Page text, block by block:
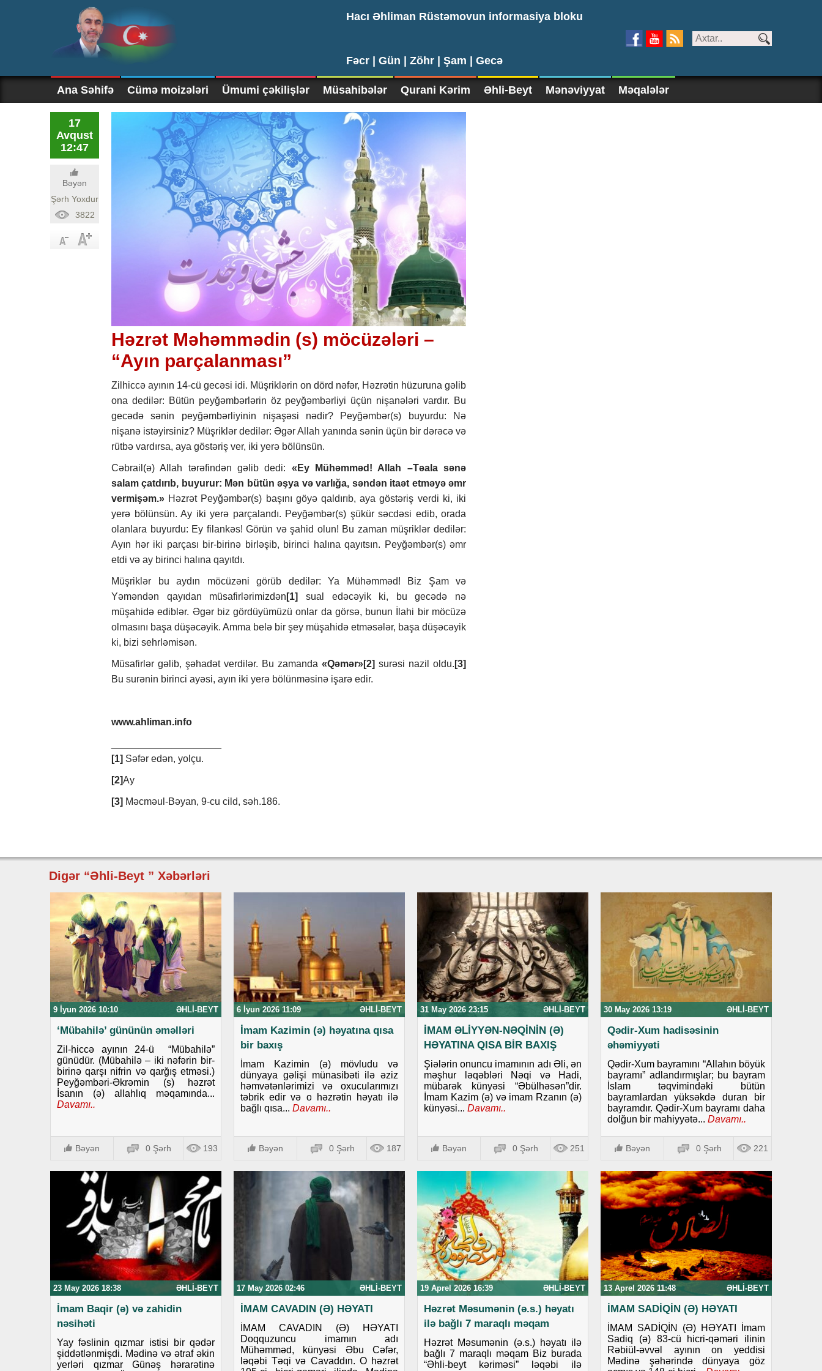
Hacı Əhliman Rüstəmovun informasiya bloku
Fəcr | Gün | Zöhr | Şam | Gecə
Ana Səhifə Cümə moizələri Ümumi çəkilişlər Müsahibələr Qurani Kərim Əhli-Beyt Mənəviyyat Məqalələr
17
Avqust
12:47
Bəyən
Şərh Yoxdur
3822
Həzrət Məhəmmədin (s) möcüzələri –
“Ayın parçalanması”
Zilhiccə ayının 14-cü gecəsi idi. Müşriklərin on dörd nəfər, Həzrətin hüzuruna gəlib
ona dedilər: Bütün peyğəmbərlərin öz peyğəmbərliyi üçün nişanələri vardır. Bu
gecədə sənin peyğəmbərliyinin nişaşəsi nədir? Peyğəmbər(s) buyurdu: Nə
nişanə istəyirsiniz? Müşriklər dedilər: Əgər Allah yanında sənin üçün bir dərəcə və
rütbə vardırsa, aya göstəriş ver, iki yerə bölünsün.
Cəbrail(ə) Allah tərəfindən gəlib dedi: «Ey Mühəmməd! Allah –Təala sənə
salam çatdırıb, buyurur: Mən bütün əşya və varlığa, səndən itaət etməyə əmr
vermişəm.» Həzrət Peyğəmbər(s) başını göyə qaldırıb, aya göstəriş verdi ki, iki
yerə bölünsün. Ay iki yerə parçalandı. Peyğəmbər(s) şükür səcdəsi edib, orada
olanlara buyurdu: Ey filankəs! Görün və şahid olun! Bu zaman müşriklər dedilər:
Ayın hər iki parçası bir-birinə birləşib, birinci halına qayıtsın. Peyğəmbər(s) əmr
etdi və ay birinci halına qayıtdı.
Müşriklər bu aydın möcüzəni görüb dedilər: Ya Mühəmməd! Biz Şam və
Yəməndən qayıdan müsafirlərimizdən [1]
sual edəcəyik ki, bu gecədə nə
müşahidə ediblər. Əgər biz gördüyümüzü onlar da görsə, bunun İlahi bir möcüzə
olmasını başa düşəcəyik. Amma belə bir şey müşahidə etməsələr, başa düşəcəyik
ki, bizi sehrləmisən.
Müsafirlər gəlib, şəhadət verdilər. Bu zamanda «Qəmər»[2] surəsi nazil oldu. [3]
Bu surənin birinci ayəsi, ayın iki yerə bölünməsinə işarə edir.
www.ahliman.info
[1] Səfər edən, yolçu.
[2]Ay
[3] Məcməul-Bəyan, 9-cu cild, səh.186.
Digər “Əhli-Beyt ” Xəbərləri
9 İyun 2026 10:10 ƏHLI-BEYT
‘Mübahilə’ gününün əməlləri
Zil-hiccə ayının 24-ü “Mübahilə”
günüdür. (Mübahilə – iki nəfərin bir-
birinə qarşı nifrin və qarğış etməsi.)
Peyğəmbəri-Əkrəmin (s) həzrət
İsanın (ə) allahlıq məqamında...
Davamı..
Bəyən 0 Şərh 193
6 İyun 2026 11:09 ƏHLI-BEYT
İmam Kazimin (ə) həyatına qısa
bir baxış
İmam Kazimin (ə) mövludu və
dünyaya gəlişi münasibəti ilə əziz
həmvətənlərimizi və oxucularımızı
təbrik edir və o həzrətin həyatı ilə
bağlı qısa... Davamı..
Bəyən 0 Şərh 187
31 May 2026 23:15 ƏHLI-BEYT
İMAM ƏLİYYƏN-NƏQİNİN (Ə)
HƏYATINA QISA BİR BAXIŞ
Şiələrin onuncu imamının adı Əli, ən
məşhur ləqəbləri Nəqi və Hadi,
mübarək künyəsi “Əbülhəsən”dir.
İmam Kazim (ə) və imam Rzanın (ə)
künyəsi... Davamı..
Bəyən 0 Şərh 251
30 May 2026 13:19 ƏHLI-BEYT
Qədir-Xum hadisəsinin
əhəmiyyəti
Qədir-Xum bayramını “Allahın böyük
bayramı” adlandırmışlar; bu bayram
İslam təqvimindəki bütün
bayramlardan yüksəkdə duran bir
bayramdır. Qədir-Xum bayramı daha
dolğun bir mahiyyətə... Davamı..
Bəyən 0 Şərh 221
23 May 2026 18:38 ƏHLI-BEYT
İmam Baqir (ə) və zahidin
nəsihəti
Yay fəslinin qızmar istisi bir qədər
şiddətlənmişdi. Mədinə və ətraf əkin
yerləri qızmar Günəş hərarətinə
17 May 2026 02:46 ƏHLI-BEYT
İMAM CAVADIN (Ə) HƏYATI
İMAM CAVADIN (Ə) HƏYATI
Doqquzuncu imamın adı
Mühəmməd, künyəsi Əbu Cəfər,
ləqəbi Təqi və Cavaddın. O həzrət
19 Aprel 2026 16:39 ƏHLI-BEYT
Həzrət Məsumənin (ə.s.) həyatı
ilə bağlı 7 maraqlı məqam
Həzrət Məsumənin (ə.s.) həyatı ilə
bağlı 7 maraqlı məqam Biz burada
“Əhli-beyt kəriməsi” ləqəbi ilə
13 Aprel 2026 11:48 ƏHLI-BEYT
İMAM SADİQİN (Ə) HƏYATI
İMAM SADİQİN (Ə) HƏYATI İmam
Sadiq (ə) 83-cü hicri-qəməri ilinin
Rəbiül-əvvəl ayının on yeddisi
Mədinə şəhərində dünyaya göz